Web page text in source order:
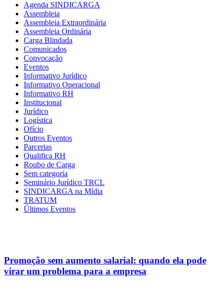
Agenda SINDICARGA
Assembleia
Assembleia Extraordinária
Assembleia Ordinária
Carga Blindada
Comunicados
Convocação
Eventos
Informativo Jurídico
Informativo Operacional
Informativo RH
Institucional
Jurídico
Logística
Ofício
Outros Eventos
Parcerias
Qualifica RH
Roubo de Carga
Sem categoria
Seminário Jurídico TRCL
SINDICARGA na Mídia
TRATUM
Últimos Eventos
Promoção sem aumento salarial: quando ela pode
virar um problema para a empresa